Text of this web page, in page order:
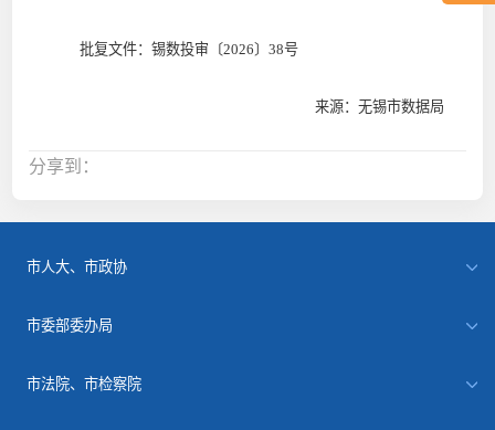
批复文件：锡数投审〔2026〕38号
来源：无锡市数据局
分享到：
市人大、市政协
市委部委办局
市法院、市检察院